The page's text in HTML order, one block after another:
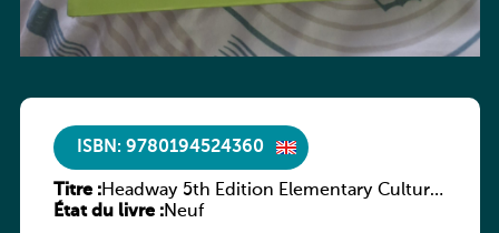
ISBN: 9780194524360
Titre :Headway 5th Edition Elementary Culture
and Literature Companion
État du livre :Neuf